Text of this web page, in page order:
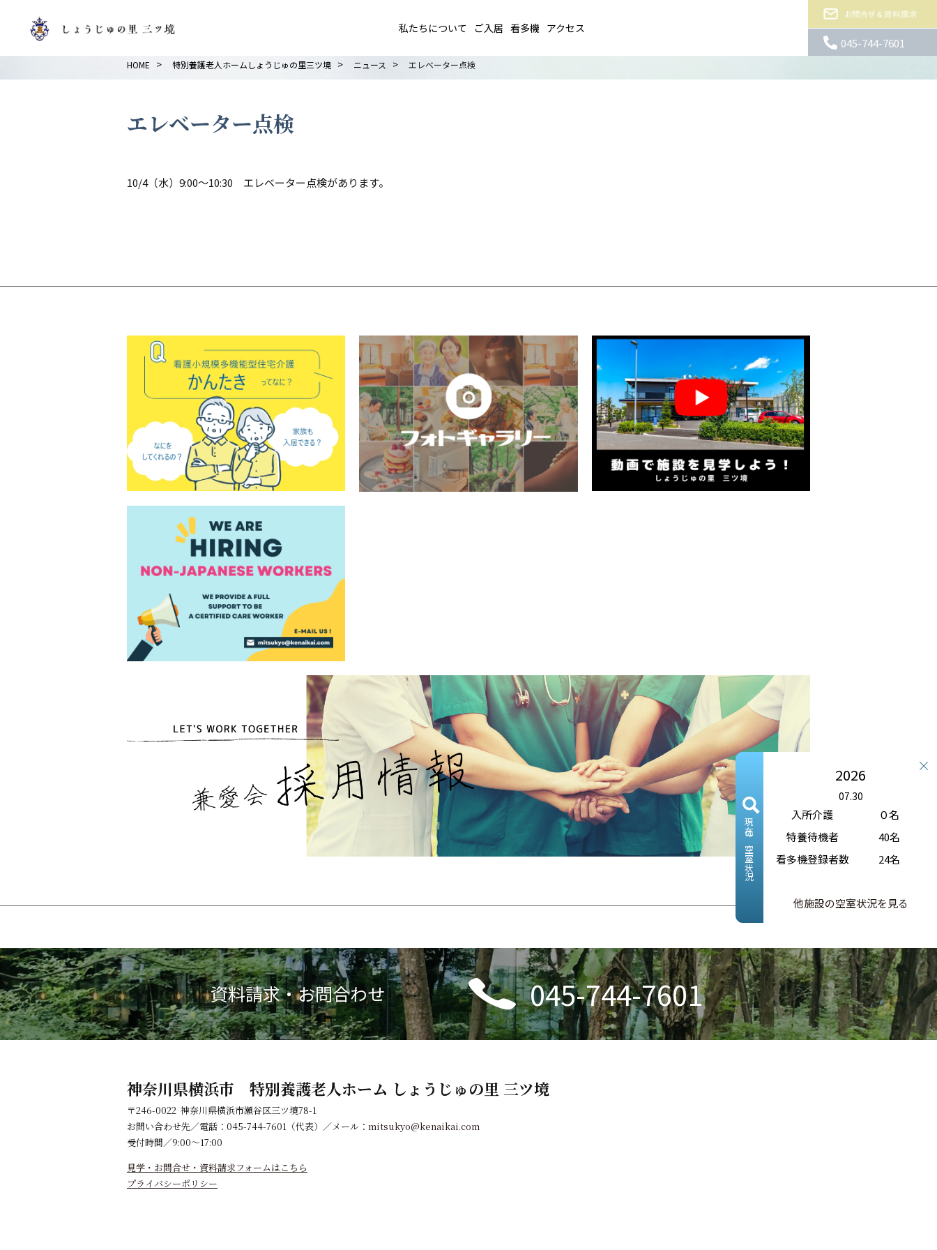
私たちについて ご入居 看多機 アクセス
045-744-7601
現在の空室状況
2026
07.30
入所介護
０名
特養待機者
40名
看多機登録者数
24名
他施設の空室状況を見る
HOME > 特別養護老人ホームしょうじゅの里三ツ境 > ニュース > エレベーター点検
エレベーター点検
10/4（水）9:00～10:30 エレベーター点検があります。
資料請求・お問合わせ 045-744-7601
神奈川県横浜市 特別養護老人ホーム しょうじゅの里 三ツ境
〒246-0022 神奈川県横浜市瀬谷区三ツ境78-1
お問い合わせ先／電話：045-744-7601（代表）／メール： mitsukyo@kenaikai.com
受付時間／9:00～17:00
見学・お問合せ・資料請求フォームはこちら
プライバシーポリシー